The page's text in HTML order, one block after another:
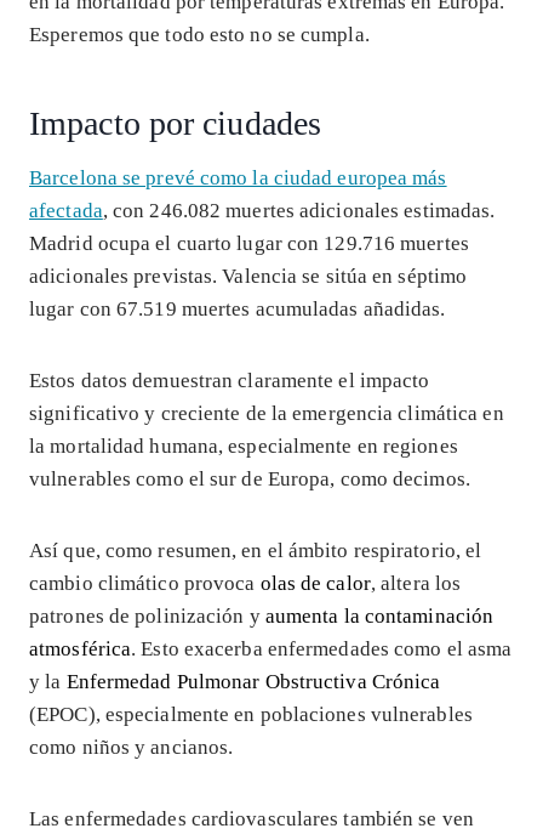
Esperemos que todo esto no se cumpla.
Impacto por ciudades
Barcelona se prevé como la ciudad europea más
afectada, con 246.082 muertes adicionales estimadas.
Madrid ocupa el cuarto lugar con 129.716 muertes
adicionales previstas. Valencia se sitúa en séptimo
lugar con 67.519 muertes acumuladas añadidas.
Estos datos demuestran claramente el impacto
significativo y creciente de la emergencia climática en
la mortalidad humana, especialmente en regiones
vulnerables como el sur de Europa, como decimos.
Así que, como resumen, en el ámbito respiratorio, el
cambio climático provoca olas de calor, altera los
patrones de polinización y aumenta la contaminación
atmosférica. Esto exacerba enfermedades como el asma
y la Enfermedad Pulmonar Obstructiva Crónica
(EPOC), especialmente en poblaciones vulnerables
como niños y ancianos.
Las enfermedades cardiovasculares también se ven